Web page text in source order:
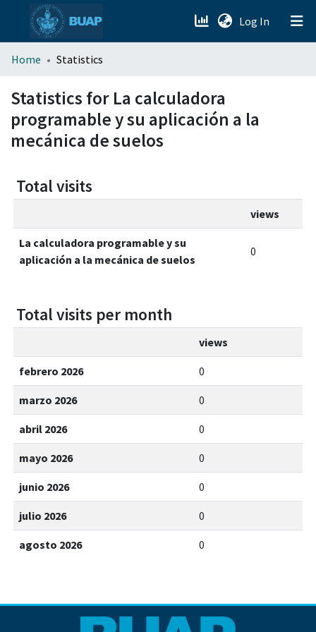
Log In (current)
menu.section.about_menu
All of DSpace
Home Statistics
Statistics for La calculadora
programable y su aplicación a la
mecánica de suelos
Total visits
views
La calculadora programable y su
aplicación a la mecánica de suelos
0
Total visits per month
views
febrero 2026 0
marzo 2026 0
abril 2026 0
mayo 2026 0
junio 2026 0
julio 2026 0
agosto 2026 0